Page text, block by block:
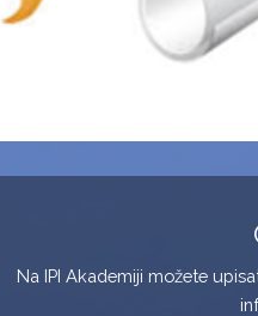
Na IPI Akademiji možete